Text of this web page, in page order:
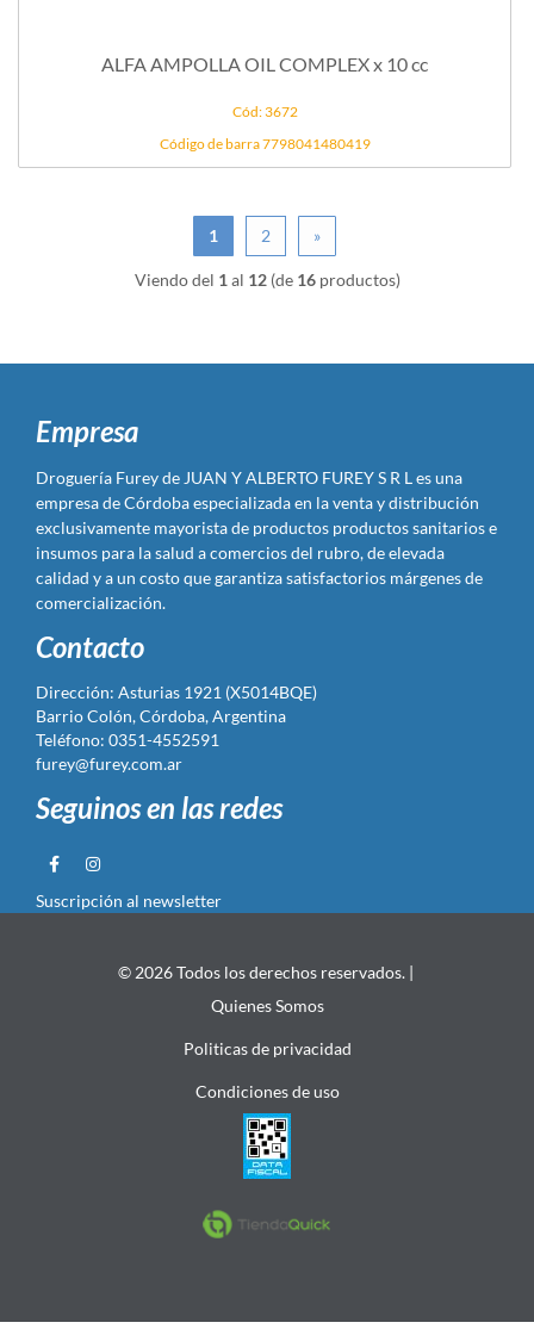
ALFA AMPOLLA OIL COMPLEX x 10 cc
Cód: 3672
Código de barra 7798041480419
1 2 »
Viendo del 1 al 12(de 16productos)
Empresa
Droguería Furey de JUAN Y ALBERTO FUREY S R L es una
empresa de Córdoba especializada en la venta y distribución
exclusivamente mayorista de productos productos sanitarios e
insumos para la salud a comercios del rubro, de elevada
calidad y a un costo que garantiza satisfactorios márgenes de
comercialización.
Contacto
Dirección: Asturias 1921 (X5014BQE)
Barrio Colón, Córdoba, Argentina
Teléfono: 0351-4552591
furey@furey.com.ar
Seguinos en las redes
Suscripción al newsletter
© 2026 Todos los derechos reservados. |
Quienes Somos
Politicas de privacidad
Condiciones de uso